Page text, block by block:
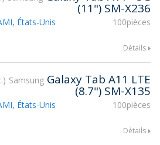
(11") SM-X236
100pièces
États-Unis
Détails
Samsung Galaxy Tab А11 LTE
(8.7") SM-X135
100pièces
États-Unis
Détails